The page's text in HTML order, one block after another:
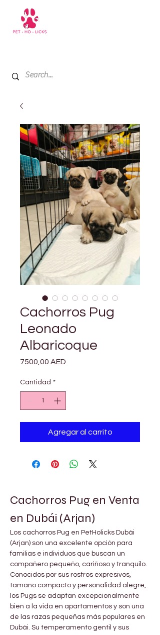
Cachorros Pug
Leonado
Albaricoque
7500,00 AED
Cantidad *
Agregar al carrito
Cachorros Pug en Venta
en Dubái (Arjan)
Los cachorros Pug en PetHolicks Dubái
(Arjan) son una excelente opción para
familias e individuos que buscan un
compañero pequeño, cariñoso y tranquilo.
Conocidos por sus rostros expresivos,
tamaño compacto y personalidad alegre,
los Pugs se adaptan excepcionalmente
bien a la vida en apartamentos y son una
de las razas pequeñas más populares en
Dubái. Su temperamento gentil y sus